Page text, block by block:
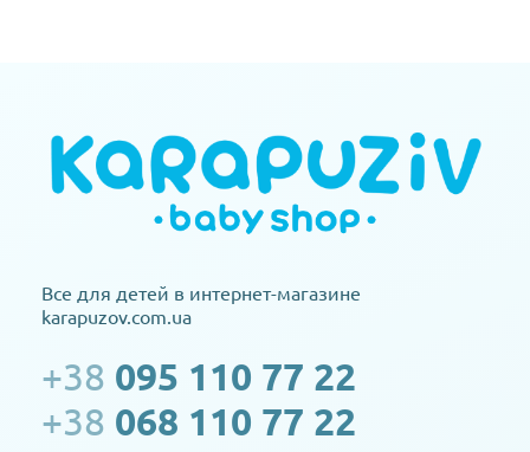
Все для детей в интернет-магазине
karapuzov.com.ua
+38 095 110 77 22
+38 068 110 77 22